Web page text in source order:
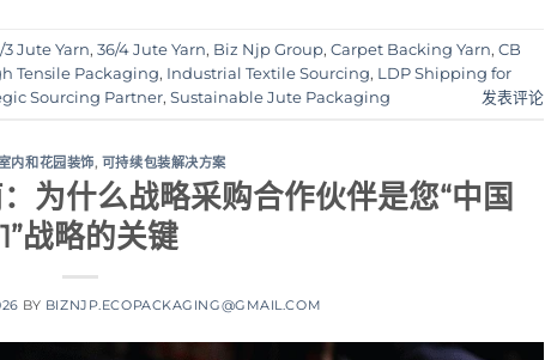
3 Jute Yarn, 36/4 Jute Yarn, Biz Njp Group, Carpet Backing Yarn, CB
Tensile Packaging, Industrial Textile Sourcing, LDP Shipping for
Sourcing Partner, Sustainable Jute Packaging 发表评论
内和花园装饰, 可持续包装解决方案
为什么战略采购合作伙伴是您“中国
战略的关键
BY BIZNJP.ECOPACKAGING@GMAIL.COM